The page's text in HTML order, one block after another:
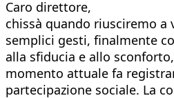
Caro direttore,
chissà quando riusciremo
semplici gesti, finalmente
alla sfiducia e allo
momento attuale fa
partecipazione sociale. La